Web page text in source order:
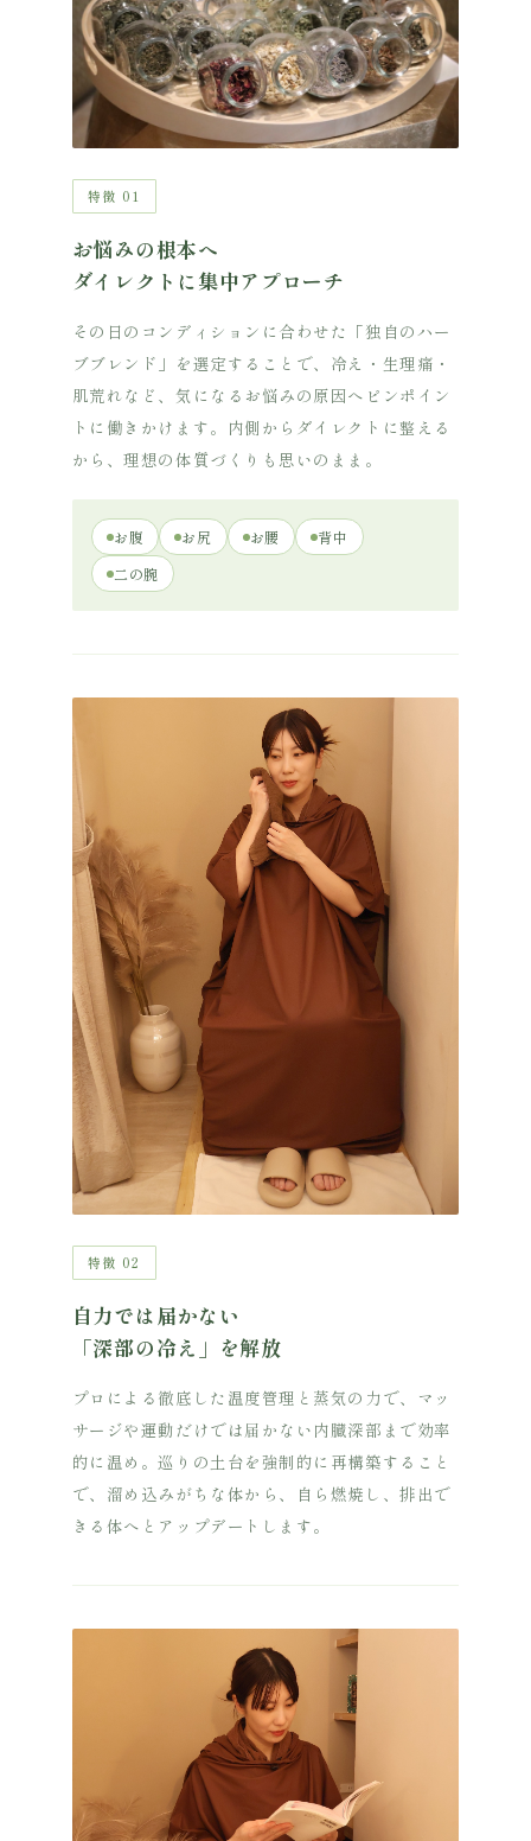
特徴 01
お悩みの根本へ
ダイレクトに集中アプローチ
その日のコンディションに合わせた「独自のハー
ブブレンド」を選定することで、冷え・生理痛・
肌荒れなど、気になるお悩みの原因へピンポイン
トに働きかけます。内側からダイレクトに整える
から、理想の体質づくりも思いのまま。
お腹 お尻 お腰
背中
二の腕
特徴 02
自力では届かない
「深部の冷え」を解放
プロによる徹底した温度管理と蒸気の力で、マッ
サージや運動だけでは届かない内臓深部まで効率
的に温め。巡りの土台を強制的に再構築すること
で、溜め込みがちな体から、自ら燃焼し、排出で
きる体へとアップデートします。